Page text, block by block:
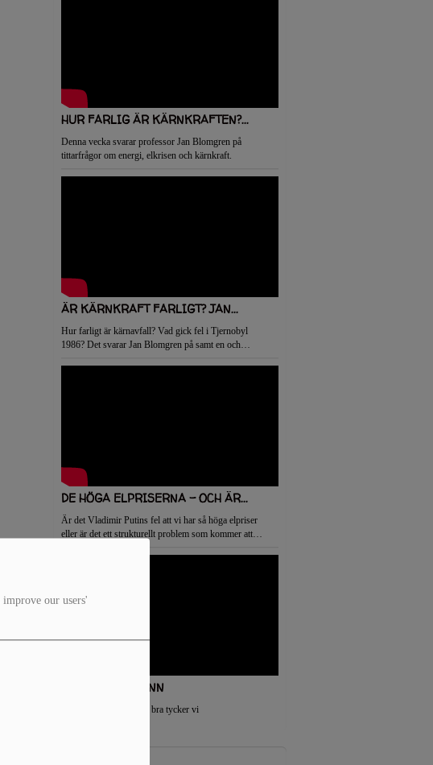
our users'
HUR FARLIG ÄR KÄRNKRAFTEN?...
Denna vecka svarar professor Jan Blomgren på
tittarfrågor om energi, elkrisen och kärnkraft.
ÄR KÄRNKRAFT FARLIGT? JAN...
Hur farligt är kärnavfall? Vad gick fel i Tjernobyl
1986? Det svarar Jan Blomgren på samt en och
DE HÖGA ELPRISERNA – OCH ÄR...
Är det Vladimir Putins fel att vi har så höga elpriser
eller är det ett strukturellt problem som kommer att
JIVE - 400 SPÄNN
Denna låt är lite bra för bra tycker vi